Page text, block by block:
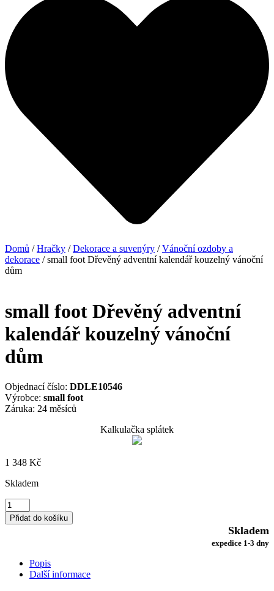
Domů /Hračky /Dekorace a suvenýry /Vánoční ozdoby a
dekorace / small foot Dřevěný adventní kalendář kouzelný vánoční
dům
small foot Dřevěný adventní
kalendář kouzelný vánoční
dům
Objednací číslo: DDLE10546
Výrobce: small foot
Záruka: 24 měsíců
Kalkulačka splátek
1 348 Kč
Skladem
small
foot
Dřevěný
kouzelný
vánoční
Přidat do košíku
Skladem
expedice 1-3 dny
Popis
Další informace